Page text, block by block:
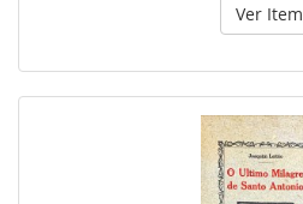
Ver Item